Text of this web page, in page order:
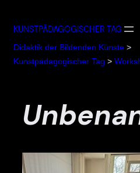
Inhalt
KUNSTPÄDAGOGISCHER TAG
Didaktik der Bildenden Künste >
Kunstpädagogischer Tag >